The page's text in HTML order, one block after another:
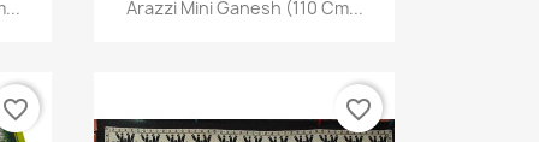
Arazzi Mini Ganesh (110 Cm...
favorite_border favorite_border